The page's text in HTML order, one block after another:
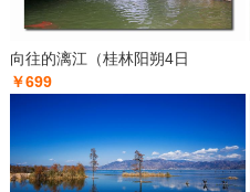
向往的漓江（桂林阳朔4日
￥699